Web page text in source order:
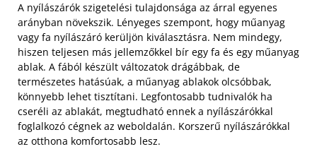
A nyílászárók szigetelési tulajdonsága az árral egyenes
arányban növekszik. Lényeges szempont, hogy műanyag
vagy fa nyílászáró kerüljön kiválasztásra. Nem mindegy,
hiszen teljesen más jellemzőkkel bír egy fa és egy műanyag
ablak. A fából készült változatok drágábbak, de
természetes hatásúak, a műanyag ablakok olcsóbbak,
könnyebb lehet tisztítani. Legfontosabb tudnivalók ha
cseréli az ablakát, megtudható ennek a nyílászárókkal
foglalkozó cégnek az weboldalán. Korszerű nyílászárókkal
az otthona komfortosabb lesz.